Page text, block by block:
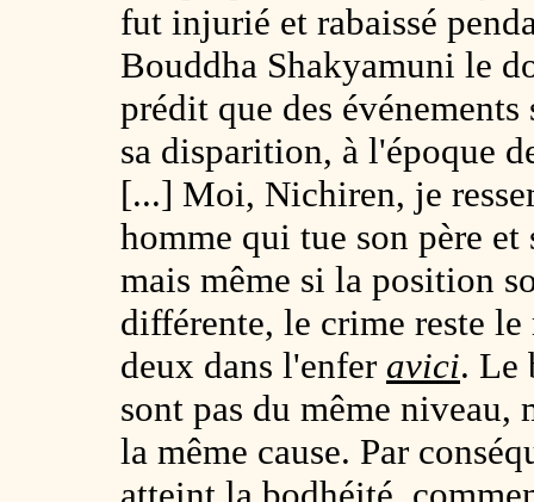
fut injurié et rabaissé
Bouddha Shakyamuni le
prédit que des
sa disparition, à l'époque
[...] Moi, Nichiren, je
homme qui tue son père
mais même si la position
différente, le crime reste
deux dans l'enfer avici. Le
sont pas du même niveau,
la même cause. Par